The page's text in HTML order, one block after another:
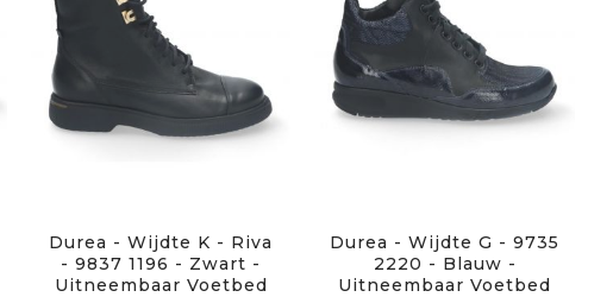
Durea - Wijdte K - Riva
- 9837 1196 - Zwart -
Uitneembaar Voetbed
Durea - Wijdte G - 9735
2220 - Blauw -
Uitneembaar Voetbed